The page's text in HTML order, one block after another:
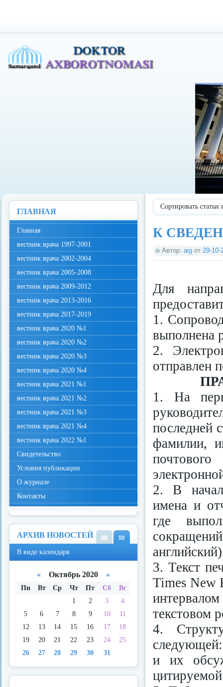
Сортировать
К
Автор: aig от 29-10-
Для
1.
выполнена
2.
отправлен
1. На
последней
фамилии,
2. В
имена и
где
3. Текст
Times New
текстовом
4.
и их
ГЛАВНАЯ
Главная
вестник врача 1997-2001
вестник врача 2002-2004
вестник врача 2005-2008
вестник врача 2009-2012
вестник врача 2013-2016
вестник врача 2017-2019
вестник врача 2020 №1
вестник врача 2020 №2
вестник врача 2020 №3
вестник врача 2020 №4
вестник врача 2021 №1
вестник врача 2021 №2
вестник врача 2021 №3
вестник врача 2021 №4
вестник врача 2022 №1
Свидетельство
Условия публикации
О журнале
Контакты
АРХИВ НОВОСТЕЙ
ка
В виде календаря
« Октябрь 2020 »
Пн Вт Ср Чт Пт Сб
Вс
1
2 3
4
5
6 7 8 9 10
11
12
13 14 15 16 17
18
19
20 21 22 23 24
25
26
27 28 29 30 31